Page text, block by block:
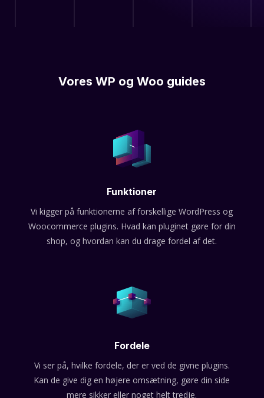
Vores WP og Woo guides
Funktioner
Vi kigger på funktionerne af forskellige WordPress og
Woocommerce plugins. Hvad kan pluginet gøre for din
shop, og hvordan kan du drage fordel af det.
Fordele
Vi ser på, hvilke fordele, der er ved de givne plugins.
Kan de give dig en højere omsætning, gøre din side
mere sikker eller noget helt tredje.